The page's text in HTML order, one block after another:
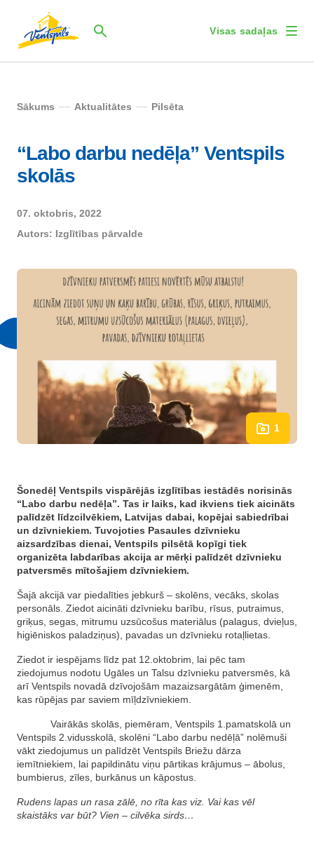
Visas sadaļas
Sākums Aktualitātes Pilsēta
“Labo darbu nedēļa” Ventspils
skolās
07. oktobris, 2022
Autors: Izglītības pārvalde
1
Šonedēļ Ventspils vispārējās izglītības iestādēs norisinās
“Labo darbu nedēļa”. Tas ir laiks, kad ikviens tiek aicināts
palīdzēt līdzcilvēkiem, Latvijas dabai, kopējai sabiedrībai
un dzīvniekiem. Tuvojoties Pasaules dzīvnieku
aizsardzības dienai, Ventspils pilsētā kopīgi tiek
organizēta labdarības akcija ar mērķi palīdzēt dzīvnieku
patversmēs mītošajiem dzīvniekiem.
Šajā akcijā var piedalīties jebkurš – skolēns, vecāks, skolas
personāls. Ziedot aicināti dzīvnieku barību, rīsus, putraimus,
griķus, segas, mitrumu uzsūcošus materiālus (palagus, dvieļus,
higiēniskos paladziņus), pavadas un dzīvnieku rotaļlietas.
Ziedot ir iespējams līdz pat 12.oktobrim, lai pēc tam
ziedojumus nodotu Ugāles un Talsu dzīvnieku patversmēs, kā
arī Ventspils novadā dzīvojošām mazaizsargātām ģimenēm,
kas rūpējas par saviem mīļdzīvniekiem.
Vairākās skolās, piemēram, Ventspils 1.pamatskolā un
Ventspils 2.vidusskolā, skolēni “Labo darbu nedēļā” nolēmuši
vākt ziedojumus un palīdzēt Ventspils Briežu dārza
iemītniekiem, lai papildinātu viņu pārtikas krājumus – ābolus,
bumbierus, zīles, burkānus un kāpostus.
Rudens lapas un rasa zālē, no rīta kas viz. Vai kas vēl
skaistāks var būt? Vien – cilvēka sirds…